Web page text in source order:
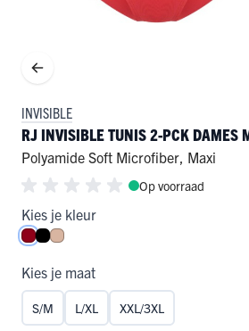
INVISIBLE
RJ INVISIBLE TUNIS 2-PCK DAMES
Polyamide Soft Microfiber, Maxi
Op voorraad
Kies je kleur
Donkerrood
ZwartCaffè Latte
Kies je maat
S/M L/XL XXL/3XL